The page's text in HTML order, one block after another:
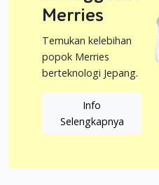
Merries
Temukan kelebihan
popok Merries
berteknologi Jepang.
Info
Selengkapnya